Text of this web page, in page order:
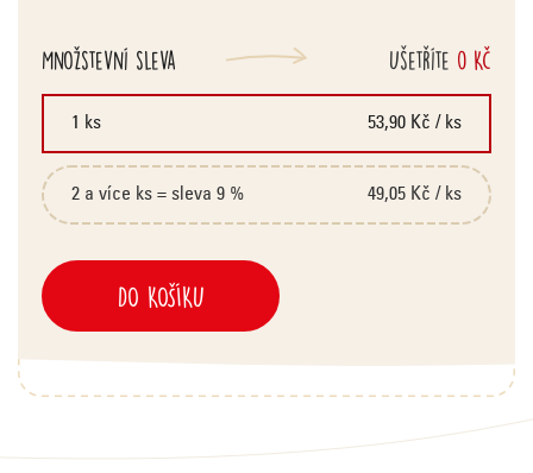
Množstevní sleva
1 ks 53,90 Kč / ks
2 a více ks = sleva 9 % 49,05 Kč / ks
Ušetříte 0 Kč
DO KOŠÍKU